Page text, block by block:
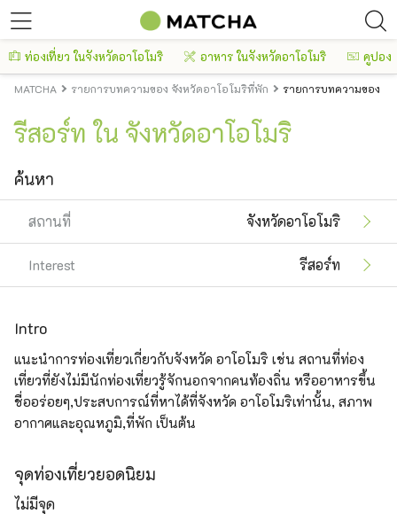
ท่องเที่ยว ในจังหวัดอาโอโมริ อาหาร ในจังหวัดอาโอโมริ คูปอง
MATCHA รายการบทความของ จังหวัดอาโอโมริที่พัก รายการบทความของ จั
รีสอร์ท ใน จังหวัดอาโอโมริ
ค้นหา
สถานที่ จังหวัดอาโอโมริ
Interest รีสอร์ท
Intro
แนะนำการท่องเที่ยวเกี่ยวกับจังหวัด อาโอโมริ เช่น สถานที่ท่อง
เที่ยวที่ยังไม่มีนักท่องเที่ยวรู้จักนอกจากคนท้องถิ่น หรืออาหารขึ้น
ชื่ออร่อยๆ,ประสบการณ์ที่หาได้ที่จังหวัด อาโอโมริเท่านั้น, สภาพ
อากาศและอุณหภูมิ,ที่พัก เป็นต้น
จุดท่องเที่ยวยอดนิยม
ไม่มีจุด